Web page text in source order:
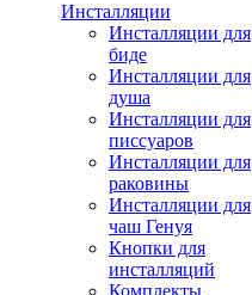
Инсталляции
Инсталляции для
биде
Инсталляции для
душа
Инсталляции для
писсуаров
Инсталляции для
раковины
Инсталляции для
чаш Генуя
Кнопки для
инсталляций
Комплекты